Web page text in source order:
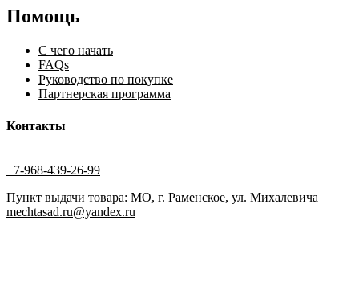
Помощь
С чего начать
FAQs
Руководство по покупке
Партнерская программа
Контакты
+7-968-439-26-99
Пункт выдачи товара: МО, г. Раменское, ул. Михалевича
mechtasad.ru@yandex.ru